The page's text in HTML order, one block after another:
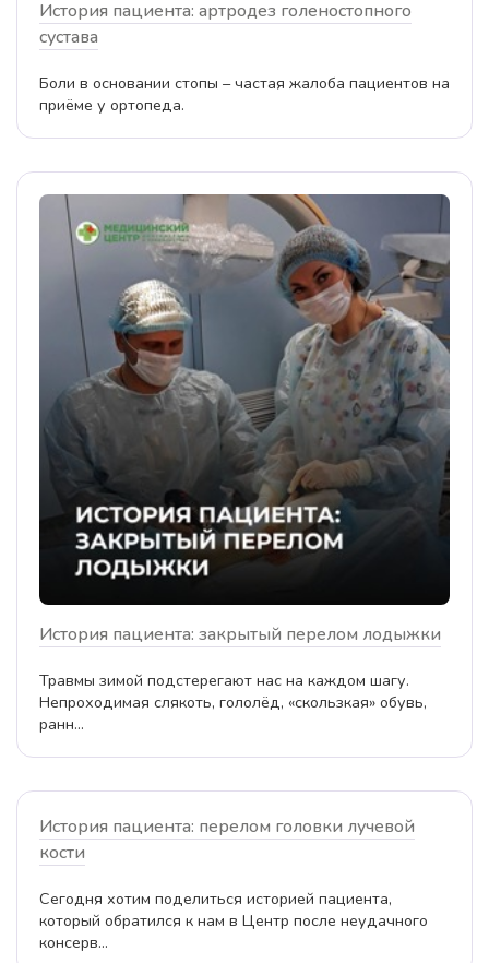
История пациента: артродез голеностопного
сустава
Боли в основании стопы – частая жалоба пациентов на
приёме у ортопеда.
История пациента: закрытый перелом лодыжки
Травмы зимой подстерегают нас на каждом шагу.
Непроходимая слякоть, гололёд, «скользкая» обувь,
ранн...
История пациента: перелом головки лучевой
кости
Сегодня хотим поделиться историей пациента,
который обратился к нам в Центр после неудачного
консерв...